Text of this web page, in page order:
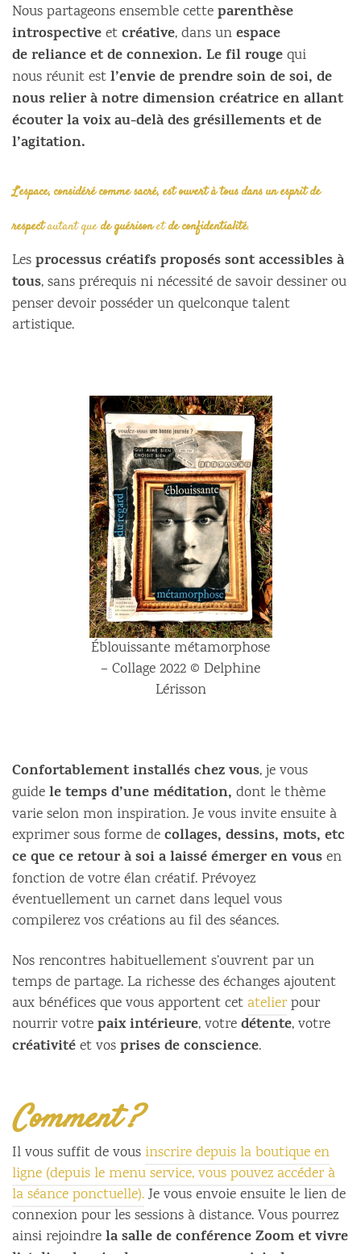
Nous partageons ensemble cetteparenthèse
introspectiveetcréative, dans unespace
de reliance et de connexion. Le fil rougequi
nous réunit estl’envie de prendre soin de soi, de
nous relier à notre dimension créatrice en allant
écouter la voix au-delà des grésillements et de
l’agitation.
L’espace, considéré comme sacré, est ouvert à tous dans un esprit de
respectautant quede guérisonetde confidentialité.
Lesprocessus créatifs proposés sont accessibles à
tous, sans prérequis ni nécessité de savoir dessiner ou
penser devoir posséder un quelconque talent
artistique.
Éblouissante métamorphose
– Collage 2022 © Delphine
Lérisson
Confortablement installés chez vous, je vous
guidele temps d’une méditation, dont le thème
varie selon mon inspiration. Je vous invite ensuite à
exprimer sous forme decollages, dessins, mots, etc
ce que ce retour à soi a laissé émerger en vousen
fonction de votre élan créatif. Prévoyez
éventuellement un carnet dans lequel vous
compilerez vos créations au fil des séances.
Nos rencontres habituellement s’ouvrent par un
temps de partage. La richesse des échanges ajoutent
aux bénéfices que vous apportent cetatelierpour
nourrir votrepaix intérieure, votredétente, votre
créativitéet vosprises de conscience.
Comment ?
Il vous suffit de vous inscrire depuis la boutique en
ligne (depuis le menu service, vous pouvez accéder à
la séance ponctuelle).Je vous envoie ensuite le lien de
connexion pour les sessions à distance. Vous pourrez
ainsi rejoindrela salle de conférence Zoom et vivre